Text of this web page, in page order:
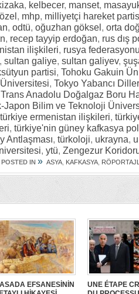
, kelbecer, manset,
, mhp, milliyetçi hareket
, odtü, oğuzhan göksel, orta
, recep tayyip erdoğan, rus dış
ilişkileri, rusya
, sultan galiye, sultan galiyev,
partisi, Tohoku Gakuin
, Tokyo Yabancı
Trans Anadolu Doğalgaz Boru
Japon Bilim ve Teknoloji
türkiye ermenistan ilişkileri,
, türkiye'nin güney kafkasya
Antlaşması, türkoloji, ukrayna,
, ytü, Zengezur
POSTED IN » ASYA KAFKASYA
EFSANESİNİN
UNE ÉTAPE